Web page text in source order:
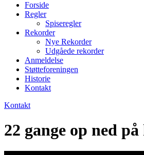
Forside
Regler
Spiseregler
Rekorder
Nye Rekorder
Udgåede rekorder
Anmeldelse
Støtteforeningen
Historie
Kontakt
Kontakt
22 gange op ned